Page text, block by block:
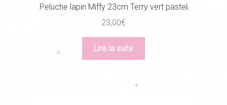
Peluche lapin Miffy 23cm Terry vert pastel
23,00€
Lire la suite